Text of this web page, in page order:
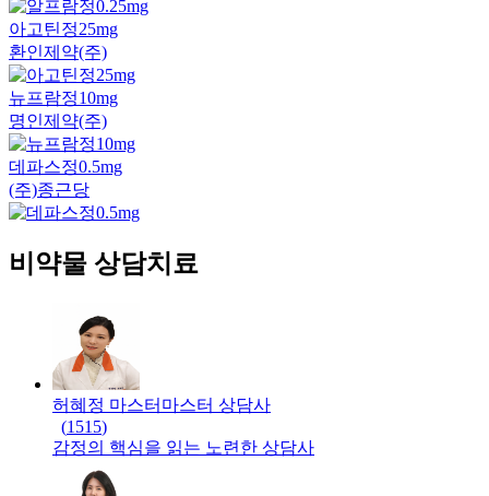
아고틴정25mg
환인제약(주)
뉴프람정10mg
명인제약(주)
데파스정0.5mg
(주)종근당
비약물 상담치료
허혜정 마스터 마스터 상담사
(1515)
감정의 핵심을 읽는 노련한 상담사